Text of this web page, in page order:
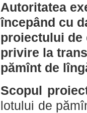
Autoritatea
începând cu
proiectului de
privire la
pămînt de
Scopul
lotului de